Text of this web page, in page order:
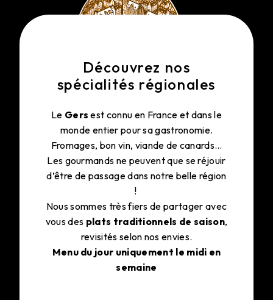
Découvrez nos
spécialités régionales
Le Gers est connu en France et dans le
monde entier pour sa gastronomie.
Fromages, bon vin, viande de canards…
Les gourmands ne peuvent que se réjouir
d’être de passage dans notre belle région
!
Nous sommes très fiers de partager avec
vous des plats traditionnels de saison,
revisités selon nos envies.
Menu du jour uniquement le midi en
semaine